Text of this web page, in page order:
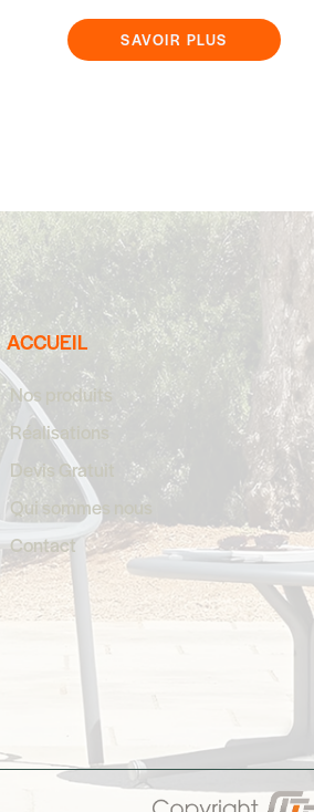
SAVOIR PLUS
ACCUEIL
Nos produits
Réalisations
Devis Gratuit
Qui sommes nous
Contact